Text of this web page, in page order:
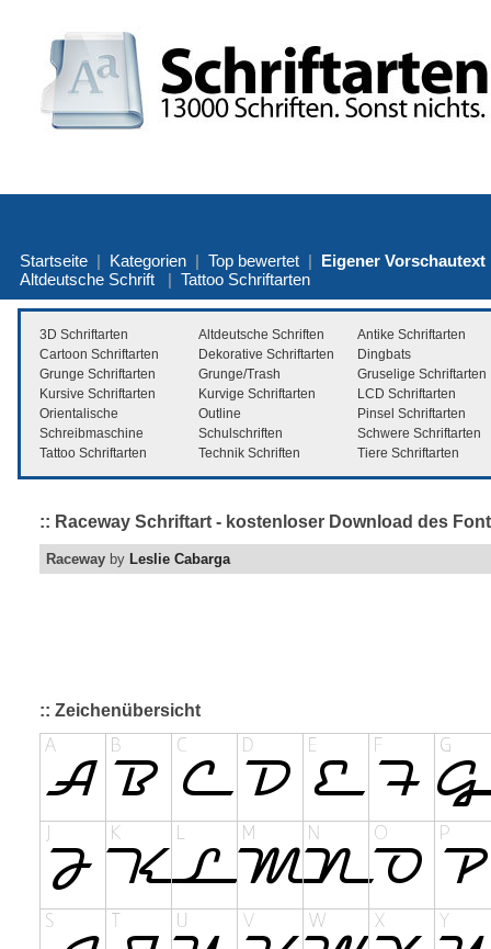
Startseite | Kategorien | Top bewertet | Eigener Vorschautext
Altdeutsche Schrift | Tattoo Schriftarten
3D Schriftarten Altdeutsche Schriften
Antike Schriftarten
Cartoon Schriftarten
Dekorative Schriftarten
Dingbats
Grunge Schriftarten
Grunge/Trash
Gruselige Schriftarten
Kursive Schriftarten
Kurvige Schriftarten
LCD Schriftarten
Orientalische
Outline
Pinsel Schriftarten
Schreibmaschine
Schulschriften
Schwere Schriftarten
Tattoo Schriftarten
Technik Schriften Tiere Schriftarten
:: Raceway Schriftart - kostenloser Download des
Raceway by Leslie Cabarga
:: Zeichenübersicht